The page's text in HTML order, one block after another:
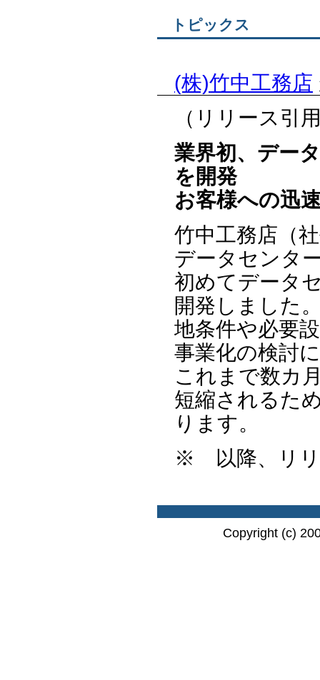
トピックス
(株)竹中工務店
（リリース引
業界初、デー
を開発
お客様への迅
竹中工務店（
データセンタ
初めてデータ
開発しました
地条件や必要
事業化の検討
これまで数カ
短縮されるた
ります。
※ 以降、リリ
Copyright (c)